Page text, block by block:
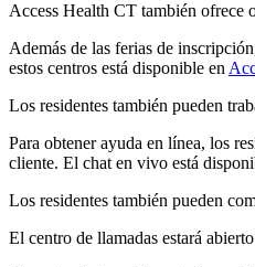
Access Health CT también ofrece
Además de las ferias de
estos centros está disponible en
Los residentes también pueden
Para obtener ayuda en línea, los
cliente. El chat en vivo está
Los residentes también pueden
El centro de llamadas estará